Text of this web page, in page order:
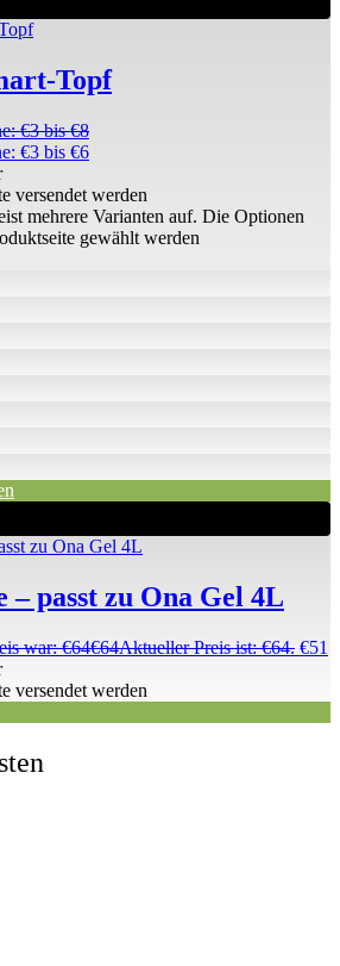
Topf
€3 bis €8
€3 bis €6
versendet werden
mehrere Varianten auf. Die Optionen
gewählt werden
– passt zu Ona Gel 4L
war: €64€64Aktueller Preis ist: €64. €51
versendet werden